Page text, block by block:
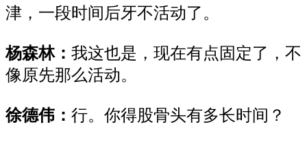
津，一段时间后牙不活动了。
杨森林： 我这也是，现在有点固定了，不
像原先那么活动。
徐德伟： 行。你得股骨头有多长时间？